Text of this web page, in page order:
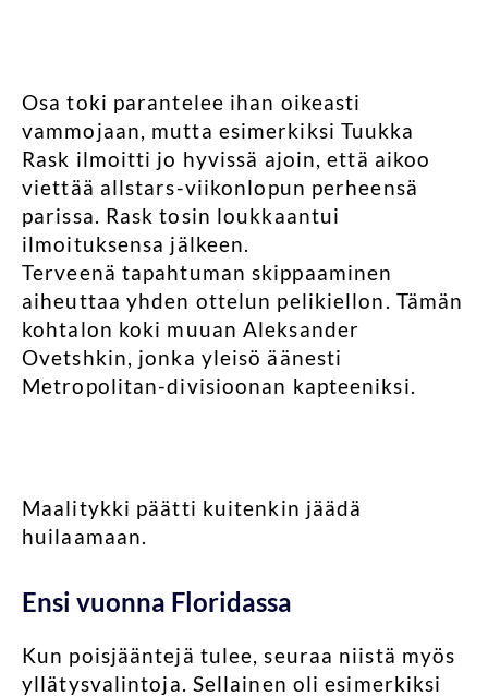
Osa toki parantelee ihan oikeasti
vammojaan, mutta esimerkiksi Tuukka
Rask ilmoitti jo hyvissä ajoin, että aikoo
viettää allstars-viikonlopun perheensä
parissa. Rask tosin loukkaantui
ilmoituksensa jälkeen.
Terveenä tapahtuman skippaaminen
aiheuttaa yhden ottelun pelikiellon. Tämän
kohtalon koki muuan Aleksander
Ovetshkin, jonka yleisö äänesti
Metropolitan-divisioonan kapteeniksi.
Maalitykki päätti kuitenkin jäädä
huilaamaan.
Ensi vuonna Floridassa
Kun poisjääntejä tulee, seuraa niistä myös
yllätysvalintoja. Sellainen oli esimerkiksi